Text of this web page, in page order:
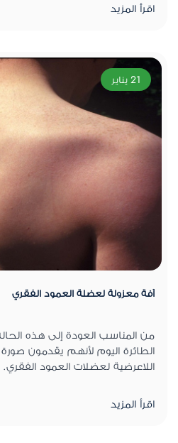
اقرأ المزيد
21 يناير
آفة معزولة لعضلة العمود الفقري
من المناسب العودة إلى هذه
الطائرة اليوم لأنهم يقدمون
اللاعرضية لعضلات العمود الفقري.
اقرأ المزيد